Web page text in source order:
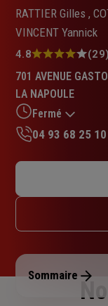
RATTIER Gilles ,
VINCENT Yannick
Note
4.8
sur
5
étoiles
4.8 (29)
701 AVENUE
LA NAPOULE
Fermé
Mardi : 09h –
Jeudi : 09h –
Dimanche :
04 93 68 25 10
Sommaire